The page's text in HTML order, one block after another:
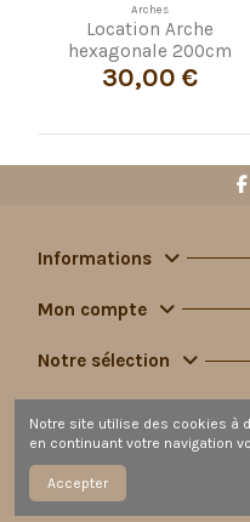
Arches
Location Arche
hexagonale 200cm
30,00 €
Informations
Mon compte
Notre sélection
© 2013/2026 - Dday Location -
Notre site utilise des cookies à
en continuant votre navigation
Accepter